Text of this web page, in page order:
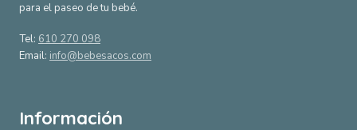
para el paseo de tu bebé.
Tel: 610 270 098
Email: info@bebesacos.com
Información